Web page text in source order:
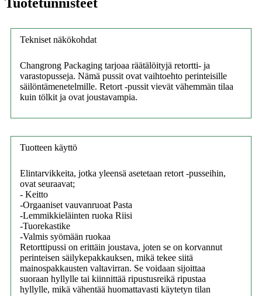
Tekniset näkökohdat
Changrong Packaging tarjoaa räätälöityjä retortti- ja
varastopusseja. Nämä pussit ovat vaihtoehto perinteisille
säilöntämenetelmille. Retort -pussit vievät vähemmän tilaa
kuin tölkit ja ovat joustavampia.
Tuotteen käyttö
Elintarvikkeita, jotka yleensä asetetaan retort -pusseihin,
ovat seuraavat;
- Keitto
-Orgaaniset vauvanruoat Pasta
-Lemmikkieläinten ruoka Riisi
-Tuorekastike
-Valmis syömään ruokaa
Retorttipussi on erittäin joustava, joten se on korvannut
perinteisen säilykepakkauksen, mikä tekee siitä
mainospakkausten valtavirran. Se voidaan sijoittaa
suoraan hyllylle tai kiinnittää ripustusreikä ripustaa
hyllylle, mikä vähentää huomattavasti käytetyn tilan